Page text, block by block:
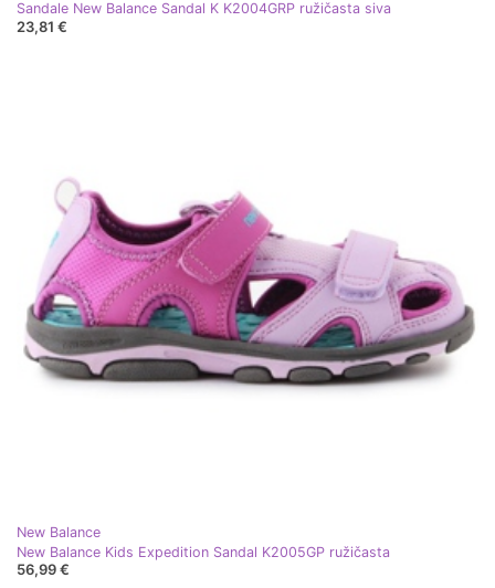
Sandale New Balance Sandal K K2004GRP ružičasta siva
23,81 €
New Balance
New Balance Kids Expedition Sandal K2005GP ružičasta
56,99 €